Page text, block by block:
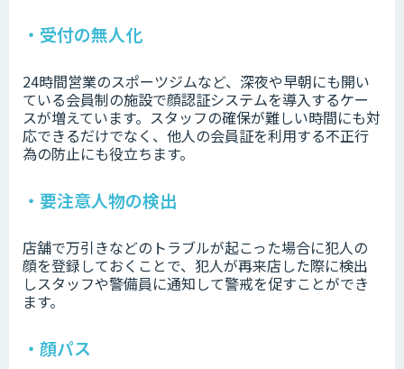
・受付の無人化
24時間営業のスポーツジムなど、深夜や早朝にも開い
ている会員制の施設で顔認証システムを導入するケー
スが増えています。スタッフの確保が難しい時間にも対
応できるだけでなく、他人の会員証を利用する不正行
為の防止にも役立ちます。
・要注意人物の検出
店舗で万引きなどのトラブルが起こった場合に犯人の
顔を登録しておくことで、犯人が再来店した際に検出
しスタッフや警備員に通知して警戒を促すことができ
ます。
・顔パス